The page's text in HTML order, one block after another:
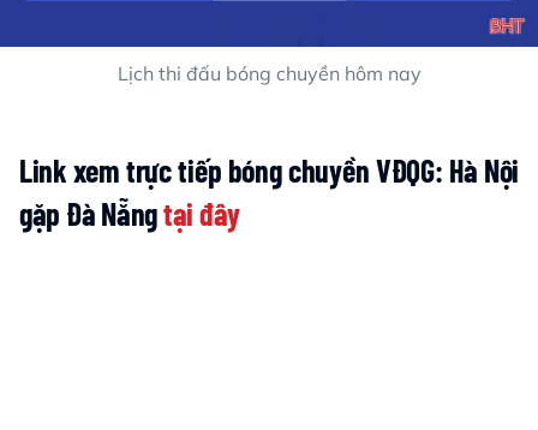
Lịch thi đấu bóng chuyền hôm nay
Link xem trực tiếp bóng chuyền VĐQG: Hà Nội
gặp Đà Nẵngtại đây